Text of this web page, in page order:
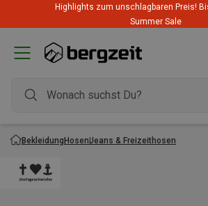
Highlights zum unschlagbaren Preis!
Summer Sale
BekleidungHosenJeans & Freizeithosen